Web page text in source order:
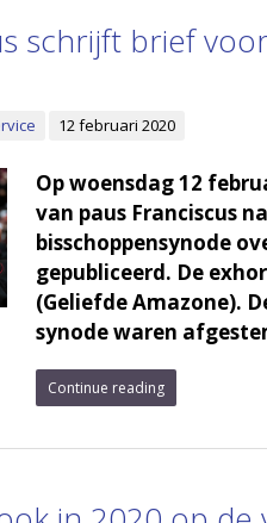
schrijft brief
12 februari 2020
Op woensdag 12
van paus Franciscus
bisschoppensynode
gepubliceerd. De
(Geliefde Amazone).
synode waren
Continue reading